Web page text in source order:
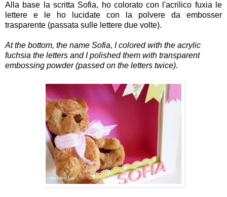
Alla base la scritta Sofia, ho colorato con l'acrilico fuxia le
lettere e le ho lucidate con la polvere da embosser
trasparente (passata sulle lettere due volte).
At the bottom, the name Sofia, I colored with the acrylic
fuchsia the letters and I polished them with transparent
embossing powder (passed on the letters twice).